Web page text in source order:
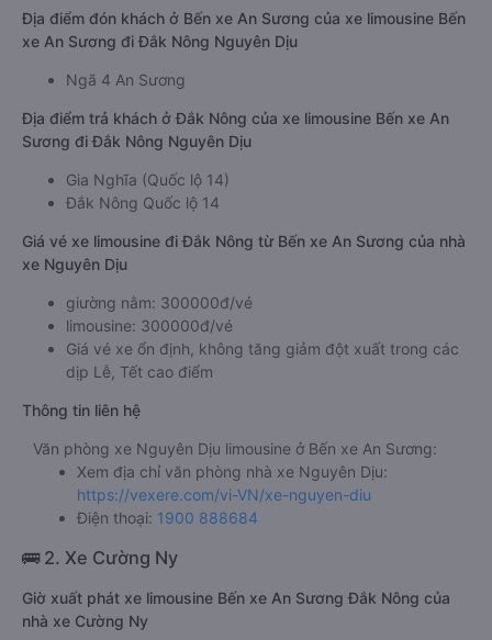
Địa điểm đón khách ở Bến xe An Sương của xe limousine Bến
xe An Sương đi Đắk Nông Nguyên Dịu
Ngã 4 An Sương
Địa điểm trả khách ở Đắk Nông của xe limousine Bến xe An
Sương đi Đắk Nông Nguyên Dịu
Gia Nghĩa (Quốc lộ 14)
Đắk Nông Quốc lộ 14
Giá vé xe limousine đi Đắk Nông từ Bến xe An Sương của nhà
xe Nguyên Dịu
giường nằm: 300000đ/vé
limousine: 300000đ/vé
Giá vé xe ổn định, không tăng giảm đột xuất trong các
dịp Lễ, Tết cao điểm
Thông tin liên hệ
Văn phòng xe Nguyên Dịu limousine ở Bến xe An Sương:
Xem địa chỉ văn phòng nhà xe Nguyên Dịu:
https://vexere.com/vi-VN/xe-nguyen-diu
Điện thoại: 1900 888684
🚌 2. Xe Cường Ny
Giờ xuất phát xe limousine Bến xe An Sương Đắk Nông của
nhà xe Cường Ny